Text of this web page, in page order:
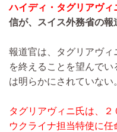
ハイディ・タグリアヴィ
信が、スイス外務省の報
報道官は、タグリアヴ
を終えることを望んで
は明らかにされていない
タグリアヴィニ氏は、
ウクライナ担当特使に任